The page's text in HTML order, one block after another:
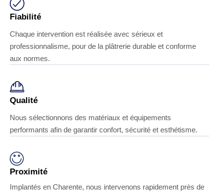
Fiabilité
Chaque intervention est réalisée avec sérieux et
professionnalisme, pour de la plâtrerie durable et conforme
aux normes.
Qualité
Nous sélectionnons des matériaux et équipements
performants afin de garantir confort, sécurité et esthétisme.
Proximité
Implantés en Charente, nous intervenons rapidement près de